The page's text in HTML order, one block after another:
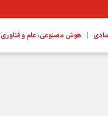
| هوش مصنوعی، علم و فناوری